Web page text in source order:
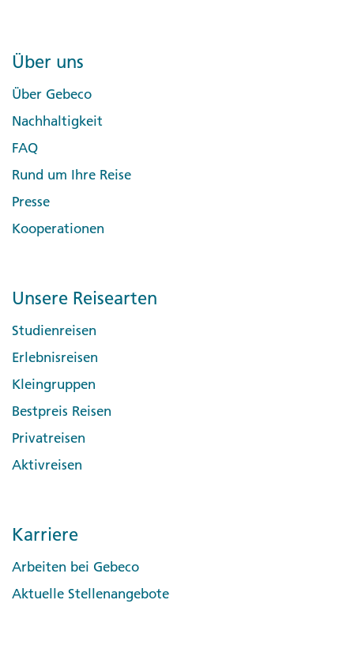
Über uns
Über Gebeco
Nachhaltigkeit
FAQ
Rund um Ihre Reise
Presse
Kooperationen
Unsere Reisearten
Studienreisen
Erlebnisreisen
Kleingruppen
Bestpreis Reisen
Privatreisen
Aktivreisen
Karriere
Arbeiten bei Gebeco
Aktuelle Stellenangebote